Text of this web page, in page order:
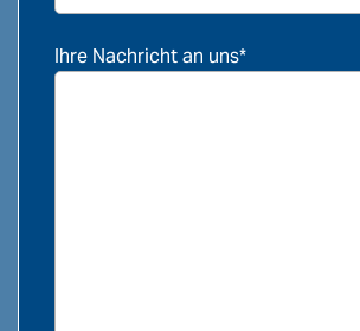
Ihre Nachricht an uns*